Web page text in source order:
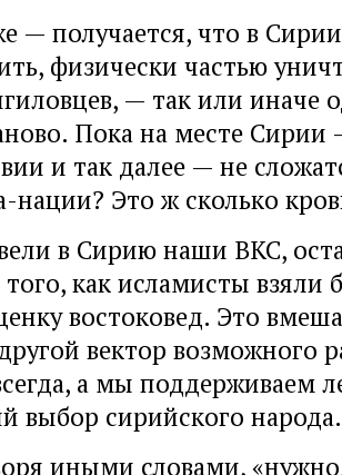
— получается, что в
физически частью
— так или иначе
Пока на месте
и так далее — не
нации? Это ж сколько
в Сирию наши ВКС,
как исламисты взяли
востоковед. Это
вектор возможного
а мы поддерживаем
выбор сирийского народа.
иными словами,